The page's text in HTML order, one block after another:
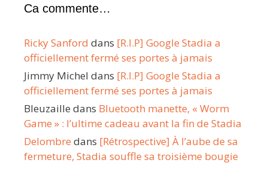
Ca commente…
Ricky Sanford dans [R.I.P] Google Stadia a
officiellement fermé ses portes à jamais
Jimmy Michel dans [R.I.P] Google Stadia a
officiellement fermé ses portes à jamais
Bleuzaille dans Bluetooth manette, « Worm
Game » : l’ultime cadeau avant la fin de Stadia
Delombre dans [Rétrospective] À l’aube de sa
fermeture, Stadia souffle sa troisième bougie